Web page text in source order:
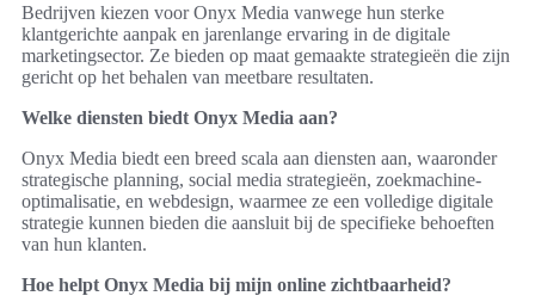
Bedrijven kiezen voor Onyx Media vanwege hun sterke
klantgerichte aanpak en jarenlange ervaring in de digitale
marketingsector. Ze bieden op maat gemaakte strategieën die zijn
gericht op het behalen van meetbare resultaten.
Welke diensten biedt Onyx Media aan?
Onyx Media biedt een breed scala aan diensten aan, waaronder
strategische planning, social media strategieën, zoekmachine-
optimalisatie, en webdesign, waarmee ze een volledige digitale
strategie kunnen bieden die aansluit bij de specifieke behoeften
van hun klanten.
Hoe helpt Onyx Media bij mijn online zichtbaarheid?